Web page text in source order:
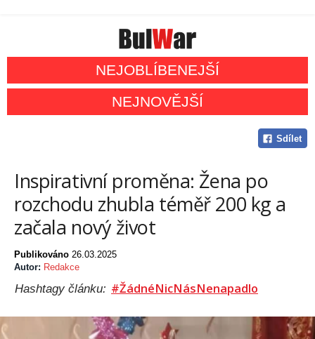
NEJOBLÍBENEJŠÍ
NEJNOVĚJŠÍ
Sdílet
Inspirativní proměna: Žena po
rozchodu zhubla téměř 200 kg a
začala nový život
Publikováno 26.03.2025
Autor: Redakce
Hashtagy článku: #ŽádnéNicNásNenapadlo